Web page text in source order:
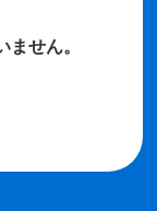
せん。